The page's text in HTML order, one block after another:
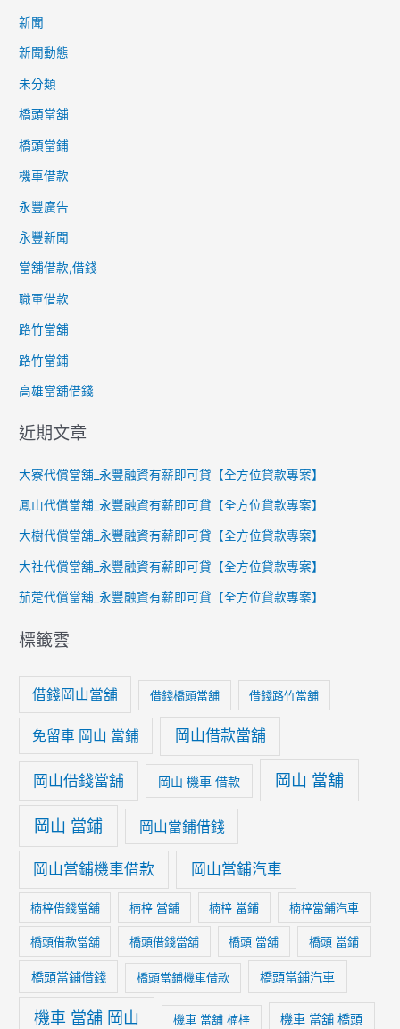
新聞
新聞動態
未分類
橋頭當舖
橋頭當鋪
機車借款
永豐廣告
永豐新聞
當舖借款,借錢
職軍借款
路竹當舖
路竹當鋪
高雄當舖借錢
近期文章
大寮代償當舖_永豐融資有薪即可貸【全方位貸款專案】
鳳山代償當舖_永豐融資有薪即可貸【全方位貸款專案】
大樹代償當舖_永豐融資有薪即可貸【全方位貸款專案】
大社代償當舖_永豐融資有薪即可貸【全方位貸款專案】
茄萣代償當舖_永豐融資有薪即可貸【全方位貸款專案】
標籤雲
借錢岡山當舖 借錢橋頭當舖 借錢路竹當舖
免留車 岡山 當鋪 岡山借款當舖
岡山借錢當舖 岡山 機車 借款 岡山 當舖
岡山 當鋪 岡山當鋪借錢
岡山當鋪機車借款 岡山當鋪汽車
楠梓借錢當舖 楠梓 當舖 楠梓 當鋪 楠梓當鋪汽車
橋頭借款當舖 橋頭借錢當舖 橋頭 當舖 橋頭 當鋪
橋頭當鋪借錢 橋頭當鋪機車借款 橋頭當鋪汽車
機車 當舖 岡山 機車 當舖 楠梓 機車 當舖 橋頭